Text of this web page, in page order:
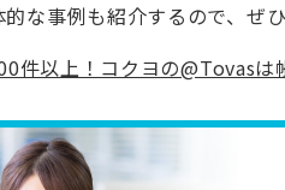
な事例も紹介するので、ぜ
件以上！コクヨの@Tovas